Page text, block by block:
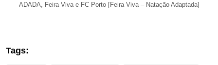
ADADA, Feira Viva e FC Porto [Feira Viva – Natação Adaptada]
Tags: